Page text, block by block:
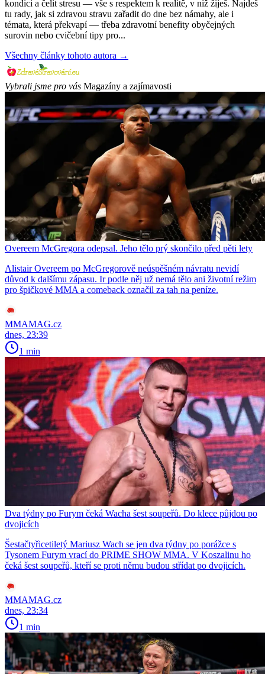
kondici a čelit stresu — vše s respektem k realitě, v níž žiješ. Najdeš
tu rady, jak si zdravou stravu zařadit do dne bez námahy, ale i
témata, která překvapí — třeba zdravotní benefity obyčejných
surovin nebo cvičební tipy pro...
Všechny články tohoto autora →
Vybrali jsme pro vás Magazíny a zajímavosti
Overeem McGregora odepsal. Jeho tělo prý skončilo před pěti lety
Alistair Overeem po McGregorově neúspěšném návratu nevidí
důvod k dalšímu zápasu. Ir podle něj už nemá tělo ani životní režim
pro špičkové MMA a comeback označil za tah na peníze.
MMAMAG.cz
dnes, 23:39
1 min
Dva týdny po Furym čeká Wacha šest soupeřů. Do klece půjdou po
dvojicích
Šestačtyřicetiletý Mariusz Wach se jen dva týdny po porážce s
Tysonem Furym vrací do PRIME SHOW MMA. V Koszalinu ho
čeká šest soupeřů, kteří se proti němu budou střídat po dvojicích.
MMAMAG.cz
dnes, 23:34
1 min